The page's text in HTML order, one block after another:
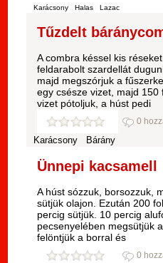
Karácsony Halas Lazac
Tűzdelt
A combra késsel kis
feldarabolt szardellát
majd megszórjuk a
egy csésze vizet, majd
vizet pótoljuk, a húst pedi
0
Karácsony
Bárány
Ünnepi kacsamell
A húst sózzuk, borsozzuk,
sütjük olajon. Ezután 200
percig sütjük. 10 percig
pecsenyelében megsütjük
felöntjük a borral és
0